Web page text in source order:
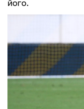
його.